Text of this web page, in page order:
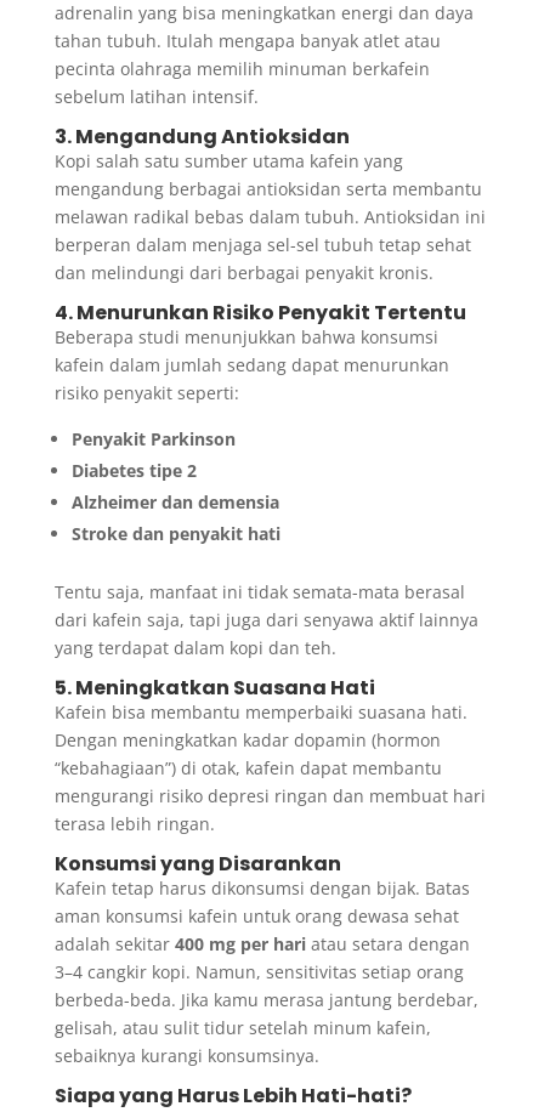
adrenalin yang bisa meningkatkan energi dan daya
tahan tubuh. Itulah mengapa banyak atlet atau
pecinta olahraga memilih minuman berkafein
sebelum latihan intensif.
3. Mengandung Antioksidan
Kopi salah satu sumber utama kafein yang
mengandung berbagai antioksidan serta membantu
melawan radikal bebas dalam tubuh. Antioksidan ini
berperan dalam menjaga sel-sel tubuh tetap sehat
dan melindungi dari berbagai penyakit kronis.
4. Menurunkan Risiko Penyakit Tertentu
Beberapa studi menunjukkan bahwa konsumsi
kafein dalam jumlah sedang dapat menurunkan
risiko penyakit seperti:
Penyakit Parkinson
Diabetes tipe 2
Alzheimer dan demensia
Stroke dan penyakit hati
Tentu saja, manfaat ini tidak semata-mata berasal
dari kafein saja, tapi juga dari senyawa aktif lainnya
yang terdapat dalam kopi dan teh.
5. Meningkatkan Suasana Hati
Kafein bisa membantu memperbaiki suasana hati.
Dengan meningkatkan kadar dopamin (hormon
“kebahagiaan”) di otak, kafein dapat membantu
mengurangi risiko depresi ringan dan membuat hari
terasa lebih ringan.
Konsumsi yang Disarankan
Kafein tetap harus dikonsumsi dengan bijak. Batas
aman konsumsi kafein untuk orang dewasa sehat
adalah sekitar 400 mg per hariatau setara dengan
3–4 cangkir kopi. Namun, sensitivitas setiap orang
berbeda-beda. Jika kamu merasa jantung berdebar,
gelisah, atau sulit tidur setelah minum kafein,
sebaiknya kurangi konsumsinya.
Siapa yang Harus Lebih Hati-hati?